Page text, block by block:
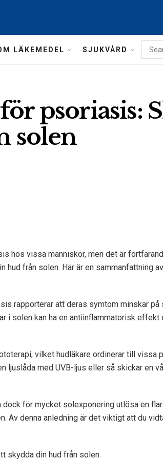
LÄKEMEDEL SJUKVÅRD
psoriasis:
solen
hos vissa människor, men det är
från solen. Här är en sammanfattning
rapporterar att deras symtom minskar på
i solen kan ha en antiinflammatorisk effekt
vilket hudläkare ordinerar till vissa
ljuslåda med UVB-ljus eller så skickar en
för mycket solexponering utlösa en
Av denna anledning är det viktigt att du
skydda din hud från solen.